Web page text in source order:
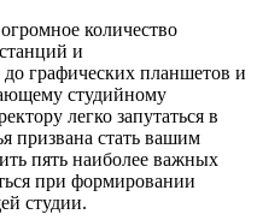
количество
и
графических планшетов и
студийному
легко запутаться в
призвана стать вашим
пять наиболее важных
при формировании
студии.